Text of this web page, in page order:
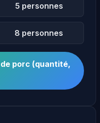
5 personnes
8 personnes
porc (quantité,